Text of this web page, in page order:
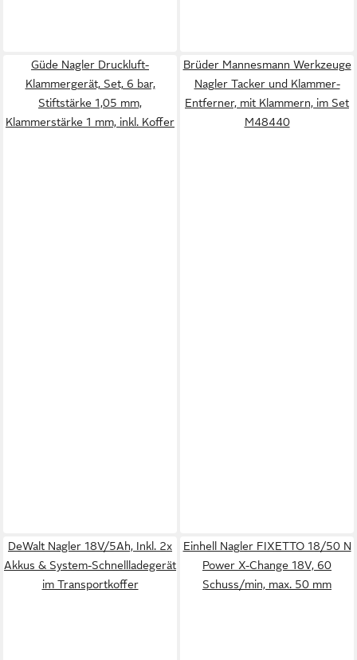
Güde Nagler Druckluft-
Klammergerät, Set, 6 bar,
Stiftstärke 1,05 mm,
Klammerstärke 1 mm, inkl. Koffer
Brüder Mannesmann Werkzeuge
Nagler Tacker und Klammer-
Entferner, mit Klammern, im Set
M48440
DeWalt Nagler 18V/5Ah, Inkl. 2x
Akkus & System-Schnellladegerät
im Transportkoffer
Einhell Nagler FIXETTO 18/50 N
Power X-Change 18V, 60
Schuss/min, max. 50 mm